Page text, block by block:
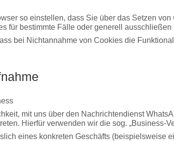
so einstellen, dass Sie über das Setzen
für bestimmte Fälle oder generell ausschließen
bei Nichtannahme von Cookies die
mit uns über den Nachrichtendienst
Hierfür verwenden wir die sog. „Business-
eines konkreten Geschäfts (beispielsweise